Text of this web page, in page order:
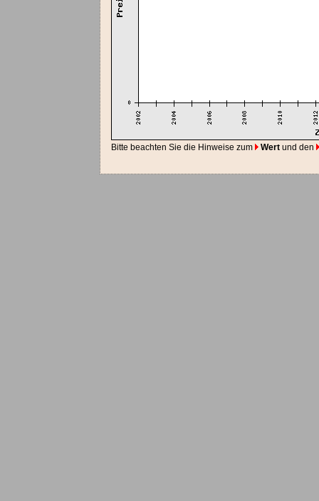
Bitte beachten Sie die Hinweise zum Wert und den